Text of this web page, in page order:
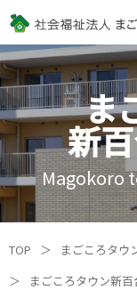
ま
新
Magokoro
TOP ＞
まごころタウ
＞
まごころタウン新